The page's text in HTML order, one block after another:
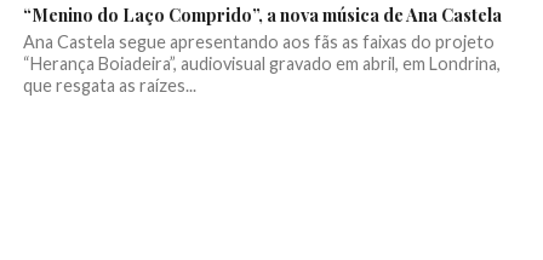
“Menino do Laço Comprido”, a nova música de Ana Castela
Ana Castela segue apresentando aos fãs as faixas do projeto
“Herança Boiadeira”, audiovisual gravado em abril, em Londrina,
que resgata as raízes...